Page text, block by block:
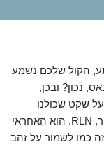
הקול שלכם נשמע
נכון? ובכן,
שקט שכולנו
, או בקיצור, RLN. הוא האחראי
כמו לשמור על זהב